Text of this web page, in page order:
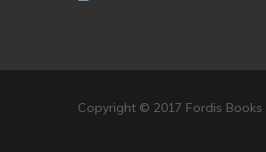
Copyright © 2017 Fordis Books